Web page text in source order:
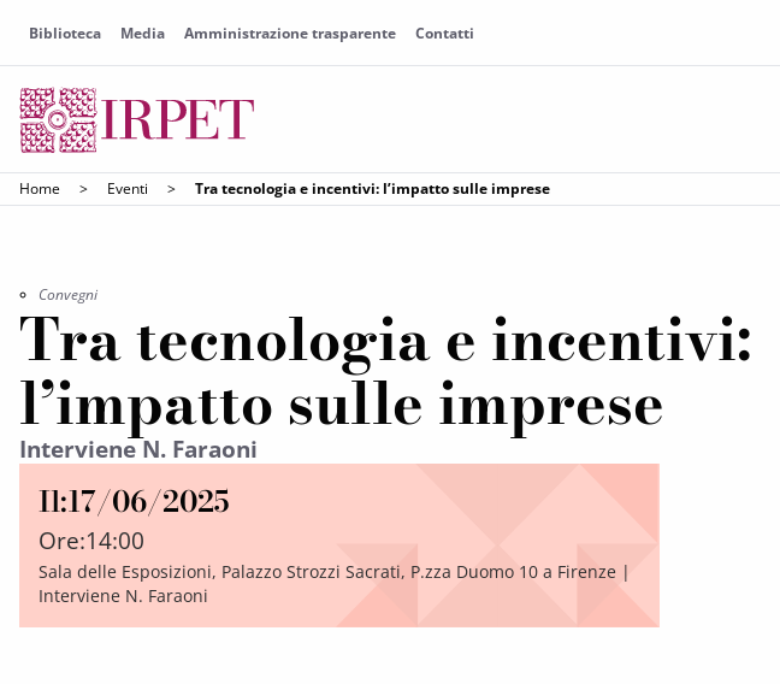
Biblioteca Media Amministrazione trasparente Contatti
Home > Eventi > Tra tecnologia e incentivi: l’impatto sulle imprese
Convegni
Tra tecnologia e incentivi:
l’impatto sulle imprese
Interviene N. Faraoni
Il:17/06/2025
Ore:14:00
Sala delle Esposizioni, Palazzo Strozzi Sacrati, P.zza Duomo 10 a Firenze |
Interviene N. Faraoni